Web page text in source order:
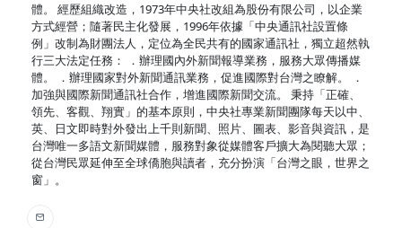
體。 經歷組織改造，1973年中央社改組為股份有限公司，以企業
方式經營；隨著民主化發展，1996年依據「中央通訊社設置條
例」改制為財團法人，定位為全民共有的國家通訊社，獨立超然執
行三大法定任務： ．辦理國內外新聞報導業務，服務大眾傳播媒
體。 ．辦理國家對外新聞通訊業務，促進國際對台灣之瞭解。 ．
加強與國際新聞通訊社合作，增進國際新聞交流。 秉持「正確、
領先、客觀、翔實」的基本原則，中央社專業新聞團隊每天以中、
英、日文即時對外發出上千則新聞、照片、圖表、影音與資訊，是
台灣唯一多語文新聞媒體，服務對象從媒體客戶擴大為閱聽大眾；
從台灣民眾延伸至全球僑胞與讀者，充分扮演「台灣之眼，世界之
窗」。